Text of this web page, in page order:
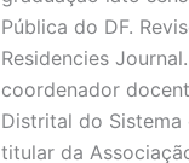
Pública do DF.
Residencies
coordenador
Distrital do Sistema
titular da